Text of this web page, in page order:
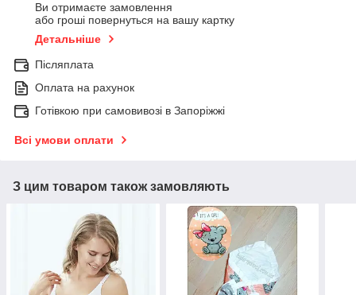
Ви отримаєте замовлення
або гроші повернуться на вашу картку
Детальніше
Післяплата
Оплата на рахунок
Готівкою при самовивозі в Запоріжжі
Всі умови оплати
З цим товаром також замовляють